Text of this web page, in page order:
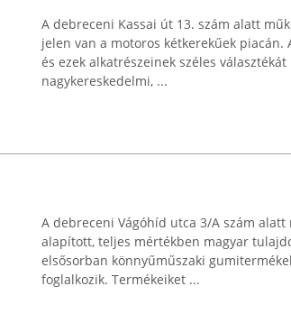
A debreceni Kassai út 13. szám alatt
jelen van a motoros kétkerekűek
és ezek alkatrészeinek széles
nagykereskedelmi, ...
A debreceni Vágóhíd utca 3/A szám
alapított, teljes mértékben magyar
elsősorban könnyűműszaki
foglalkozik. Termékeiket ...